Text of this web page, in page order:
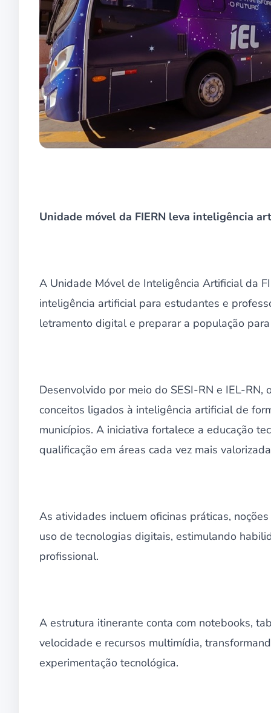
Unidade móvel da FIERN leva inteligência
A Unidade Móvel de Inteligência Artificial da
inteligência artificial para estudantes e
letramento digital e preparar a população
Desenvolvido por meio do SESI-RN e IEL-
conceitos ligados à inteligência artificial de
municípios. A iniciativa fortalece a educação
qualificação em áreas cada vez mais
As atividades incluem oficinas práticas,
uso de tecnologias digitais, estimulando
profissional.
A estrutura itinerante conta com notebooks,
velocidade e recursos multimídia,
experimentação tecnológica.